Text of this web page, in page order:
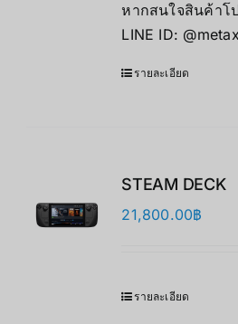
หากสนใจสินค้าโ
LINE ID:
รายละเอียด
STEAM DECK
21,800.00฿
รายละเอียด